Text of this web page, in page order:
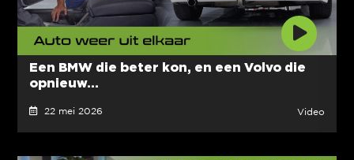
Een BMW die beter kon, en een Volvo die
opnieuw...
22 mei 2026 Video